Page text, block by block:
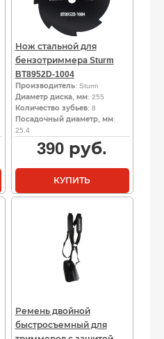
Нож стальной для
бензотриммера Sturm
BT8952D-1004
Производитель: Sturm
Диаметр диска, мм: 255
Количество зубьев: 8
Посадочный диаметр, мм:
25.4
390 руб.
КУПИТЬ
Ремень двойной
быстросъемный для